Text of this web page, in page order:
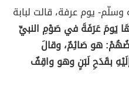
يوم عرفة، قالت لبابة
يَومَ عَرَفَةَ في صَوْمِ النبيِّ
هو صَائِمٌ، وقالَ
بقَدَحِ لَبَنٍ وهو واقِفٌ